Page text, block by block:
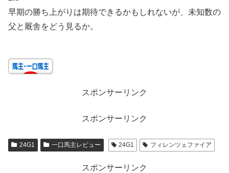
早期の勝ち上がりは期待できるかもしれないが、未知数の
父と厩舎をどう見るか。
スポンサーリンク
スポンサーリンク
24G1 一口馬主レビュー 24G1 フィレンツェファイア
スポンサーリンク